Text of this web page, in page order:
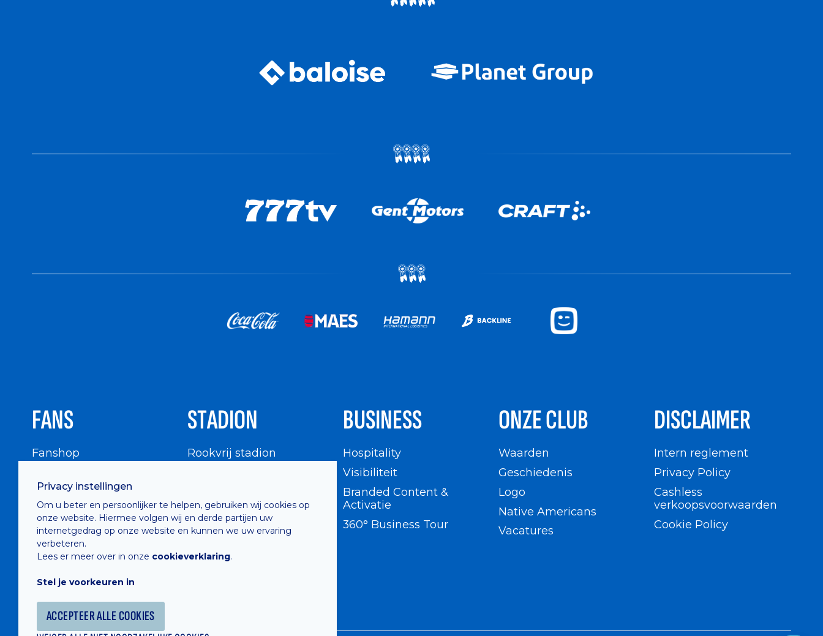
Privacy instellingen
Om u beter en persoonlijker te helpen, gebruiken wij cookies op
onze website. Hiermee volgen wij en derde partijen uw
internetgedrag op onze website en kunnen we uw ervaring
verbeteren.
Lees er meer over in onze cookieverklaring.
Stel je voorkeuren in
ACCEPTEER ALLE COOKIES
FANS
Fanshop
Supportersraad
Buffalo Kids Club
Supportersfederatie
Supportersclubs
Fotoalbums
STADION
Rookvrij stadion
BUSINESS
Hospitality
Visibiliteit
Branded Content &
Activatie
360° Business Tour
ONZE CLUB
Waarden
Geschiedenis
Logo
Native Americans
Vacatures
DISCLAIMER
Intern reglement
Privacy Policy
Cashless
verkoopsvoorwaarden
Cookie Policy